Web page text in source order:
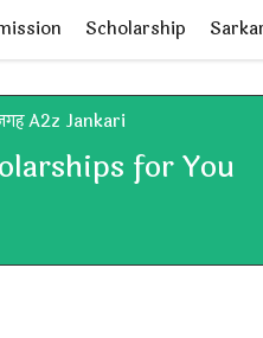
Scholarship
जगह A2z Jankari
for You